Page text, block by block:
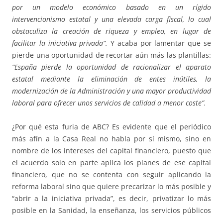
por un modelo económico basado en un rígido
intervencionismo estatal y una elevada carga fiscal, lo cual
obstaculiza la creación de riqueza y empleo, en lugar de
facilitar la iniciativa privada”.Y acaba por lamentar que se
pierde una oportunidad de recortar aún más las plantillas:
“España pierde la oportunidad de racionalizar el aparato
estatal mediante la eliminación de entes inútiles, la
modernización de la Administración y una mayor productividad
laboral para ofrecer unos servicios de calidad a menor coste”.
¿Por qué esta furia de ABC? Es evidente que el periódico
más afín a la Casa Real no habla por sí mismo, sino en
nombre de los intereses del capital financiero, puesto que
el acuerdo solo en parte aplica los planes de ese capital
financiero, que no se contenta con seguir aplicando la
reforma laboral sino que quiere precarizar lo más posible y
“abrir a la iniciativa privada”, es decir, privatizar lo más
posible en la Sanidad, la enseñanza, los servicios públicos